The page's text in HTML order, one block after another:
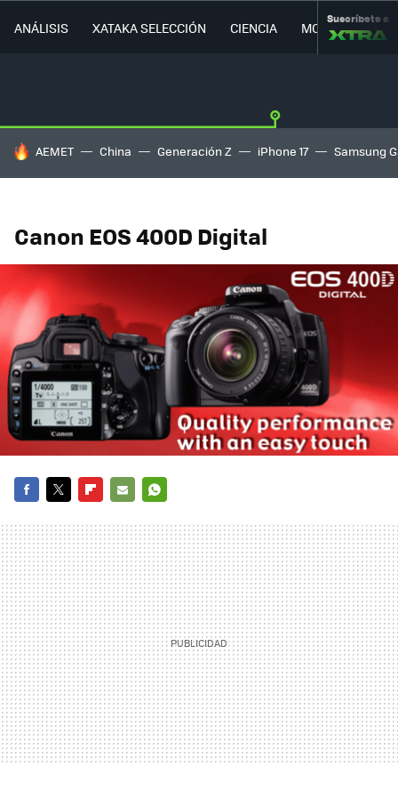
ANÁLISIS XATAKA SELECCIÓN CIENCIA MOVILIDAD
Suscríbete a
HOY SE HABLA DE
AEMET China Generación Z iPhone 17 Samsung
Canon EOS 400D Digital
MAIL